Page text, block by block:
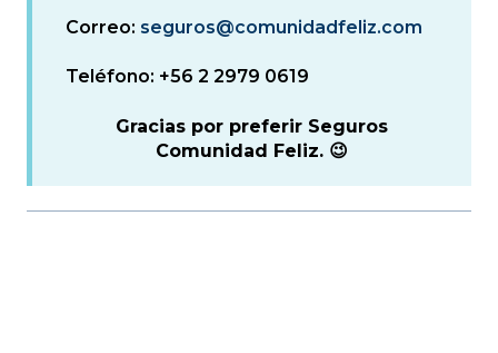
Correo: seguros@comunidadfeliz.com
Teléfono: +56 2 2979 0619
Gracias por preferir Seguros
Comunidad Feliz. 😉